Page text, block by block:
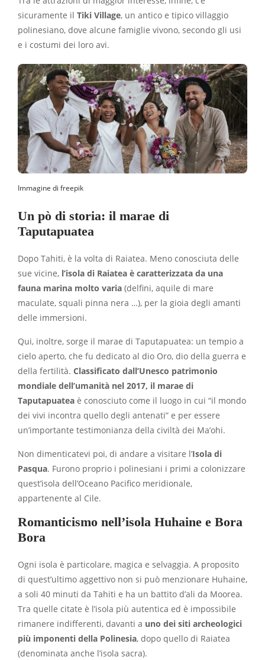
sicuramente il Tiki Village, un antico e tipico villaggio
polinesiano, dove alcune famiglie vivono, secondo gli usi
e i costumi dei loro avi.
Immagine di freepik
Un pò di storia: il marae di
Taputapuatea
Dopo Tahiti, è la volta di Raiatea. Meno conosciuta delle
sue vicine, l’isola di Raiatea è caratterizzata da una
fauna marina molto varia (delfini, aquile di mare
maculate, squali pinna nera …), per la gioia degli amanti
delle immersioni.
Qui, inoltre, sorge il marae di Taputapuatea: un tempio a
cielo aperto, che fu dedicato al dio Oro, dio della guerra e
della fertilità. Classificato dall’Unesco patrimonio
mondiale dell’umanità nel 2017, il marae di
Taputapuatea è conosciuto come il luogo in cui “il mondo
dei vivi incontra quello degli antenati” e per essere
un’importante testimonianza della civiltà dei Ma’ohi.
Non dimenticatevi poi, di andare a visitare l’Isola di
Pasqua. Furono proprio i polinesiani i primi a colonizzare
quest’isola dell’Oceano Pacifico meridionale,
appartenente al Cile.
Romanticismo nell’isola Huhaine e Bora
Bora
Ogni isola è particolare, magica e selvaggia. A proposito
di quest’ultimo aggettivo non si può menzionare Huhaine,
a soli 40 minuti da Tahiti e ha un battito d’ali da Moorea.
Tra quelle citate è l’isola più autentica ed è impossibile
rimanere indifferenti, davanti a uno dei siti archeologici
più imponenti della Polinesia, dopo quello di Raiatea
(denominata anche l’isola sacra).